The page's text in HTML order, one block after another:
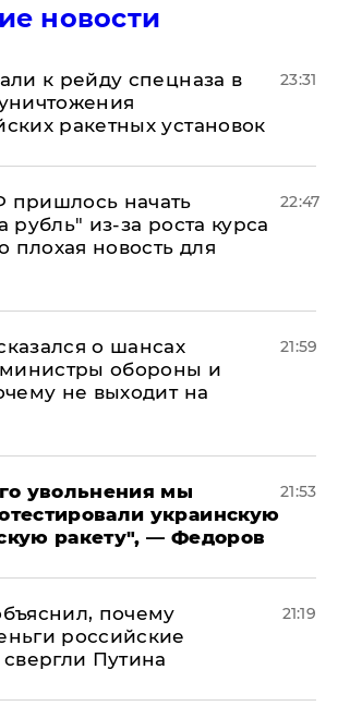
новости
к рейду спецназа в
ракетных установок
23:31
начать
рубль" из-за роста курса
плохая новость для
22:47
о шансах
министры обороны и
не выходит на
21:59
увольнения мы
украинскую
ракету", — Федоров
21:53
почему
российские
Путина
21:19